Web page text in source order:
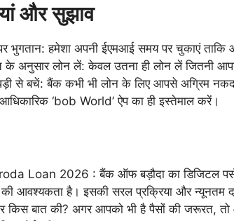
और सुझाव
भुगतान: हमेशा अपनी ईएमआई समय पर चुकाएं ताकि
अनुसार लोन लें: केवल उतना ही लोन लें जितनी
से बचें: बैंक कभी भी लोन के लिए आपसे अग्रिम नकद
‘bob World’ ऐप का ही इस्तेमाल करें।
Loan 2026 : बैंक ऑफ बड़ौदा का डिजिटल
आवश्यकता है। इसकी सरल प्रक्रिया और न्यूनतम
किस बात की? अगर आपको भी है पैसों की